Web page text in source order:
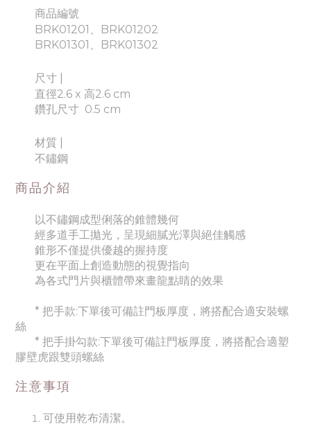
商品編號
BRK01201、BRK01202
BRK01301、BRK01302
尺寸 |
直徑2.6 x 高2.6 cm
鑽孔尺寸 0.5 cm
材質
不鏽鋼
商品介紹
以不鏽鋼成型俐落的錐體幾何
經多道手工拋光，呈現細膩光澤與絕佳觸感
錐形不僅提供優越的握持度
更在平面上創造動態的視覺指向
為各式門片與櫃體帶來畫龍點睛的效果
* 把手款:下單後可備註門板厚度，將搭配合適安裝螺
絲
* 把手掛勾款:下單後可備註門板厚度，將搭配合適塑
膠壁虎跟雙頭螺絲
注意事項
可使用乾布清潔。